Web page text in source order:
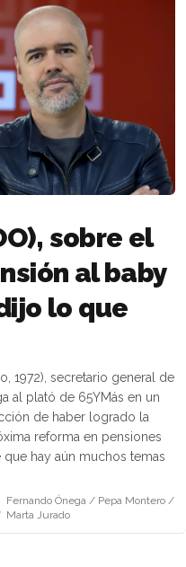
sobre el
al baby
lo que
1972), secretario general de
al plató de 65YMás en un
de haber logrado la
reforma en pensiones
hay aún muchos temas
Fernando Ónega / Pepa Montero /
Marta Jurado